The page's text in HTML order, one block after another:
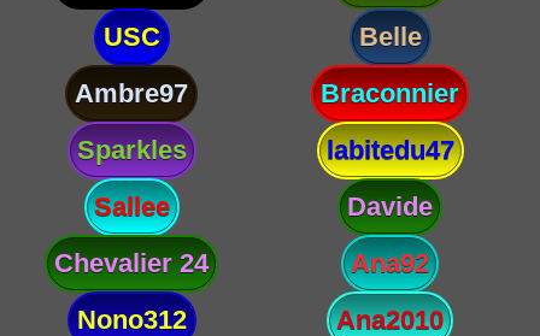
USC
Belle
Ambre97
Braconnier
Sparkles
labitedu47
Sallee
Davide
Chevalier 24
Ana92
Nono312
Ana2010